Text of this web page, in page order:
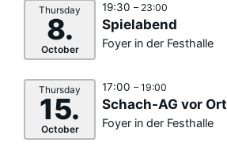
Thursday
8.
October
19:30 – 23:00
Spielabend
Foyer in der Festhalle
Thursday
15.
October
17:00 – 19:00
Schach-AG vor Ort
Foyer in der Festhalle